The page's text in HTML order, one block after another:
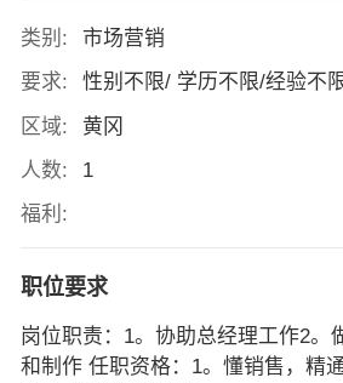
类别:
市场营销
要求:
性别不限/ 学历不限/经验不
区域:
黄冈
人数:
1
福利:
职位要求
岗位职责：1。协助总经理工作2。
和制作 任职资格：1。懂销售，精